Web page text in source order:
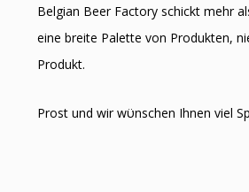
Belgian Beer Factory schickt mehr
eine breite Palette von Produkten,
Produkt.
Prost und wir wϋnschen Ihnen viel